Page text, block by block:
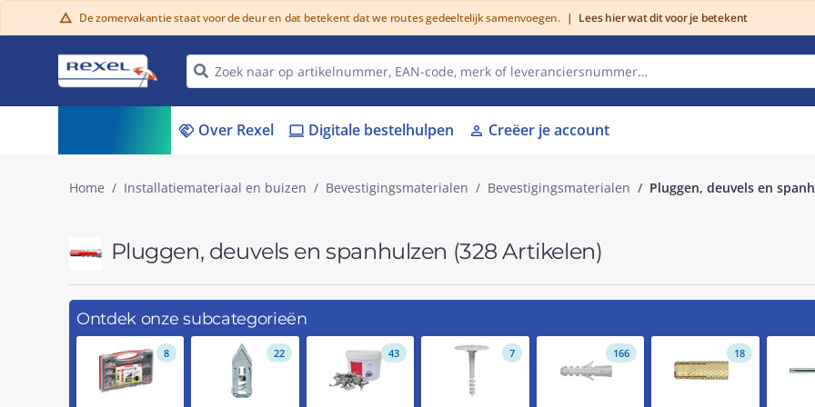
warning De zomervakantie staat voor de deur en dat betekent dat we routes gedeeltelijk samenvoegen. | Lees hier wat dit voor je betekent
handshake Over Rexel laptop Digitale bestelhulpen person Creëer je account
Home Installatiemateriaal en buizen Bevestigingsmaterialen Bevestigingsmaterialen Pluggen, deuvels en
Pluggen, deuvels en spanhulzen (328 Artikelen)
Ontdek onze subcategorieën
8 22 43 7 166 18